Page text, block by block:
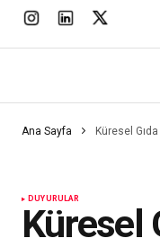
Ana Sayfa Küresel
DUYURULAR
Küresel